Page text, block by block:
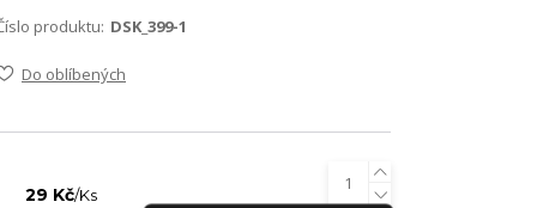
produktu: DSK_399-1
Do oblíbených
29 Kč/Ks